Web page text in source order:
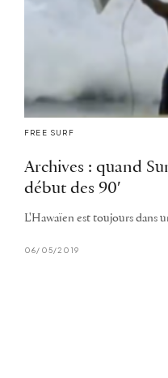
FREE SURF
Archives : quand
début des 90′
L'Hawaïen est toujours dans
06/05/2019